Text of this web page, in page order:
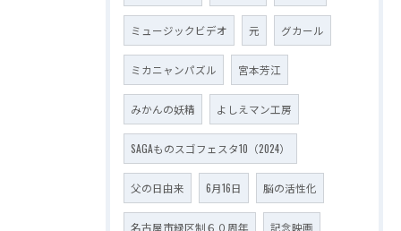
ミュージックビデオ 元 グカール
ミカニャンパズル 宮本芳江
みかんの妖精 よしえマン工房
SAGAものスゴフェスタ10（2024）
父の日由来 6月16日 脳の活性化
名古屋市緑区制６０周年 記念映画